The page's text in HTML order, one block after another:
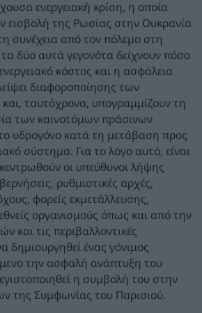
ενεργειακή κρίση, η οποία
εισβολή της Ρωσίας στην Ουκρανία
συνέχεια από τον πόλεμο στη
δύο αυτά γεγονότα δείχνουν πόσο
κόστος και η ασφάλεια
διαφοροποίησης των
ταυτόχρονα, υπογραμμίζουν τη
των καινοτόμων πράσινων
υδρογόνο κατά τη μετάβαση προς
σύστημα. Για το λόγο αυτό, είναι
οι υπεύθυνοι λήψης
ρυθμιστικές αρχές,
φορείς εκμετάλλευσης,
οργανισμούς όπως και από την
και τις περιβαλλοντικές
δημιουργηθεί ένας γόνιμος
την ασφαλή ανάπτυξη του
η συμβολή του στην
της Συμφωνίας του Παρισιού.